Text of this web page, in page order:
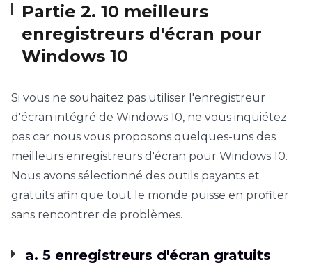
Partie 2. 10 meilleurs
enregistreurs d'écran pour
Windows 10
Si vous ne souhaitez pas utiliser l'enregistreur
d'écran intégré de Windows 10, ne vous inquiétez
pas car nous vous proposons quelques-uns des
meilleurs enregistreurs d'écran pour Windows 10.
Nous avons sélectionné des outils payants et
gratuits afin que tout le monde puisse en profiter
sans rencontrer de problèmes.
a. 5 enregistreurs d'écran gratuits